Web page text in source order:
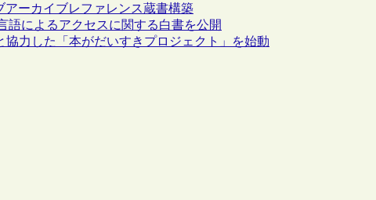
アーカイブレファレンス蔵書構築
語によるアクセスに関する白書を公開
力した「本がだいすきプロジェクト」を始動